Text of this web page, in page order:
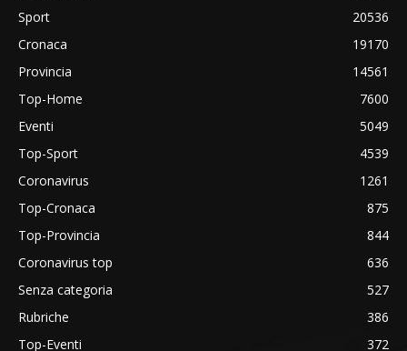
Sport
20536
Cronaca
19170
Provincia
14561
Top-Home
7600
Eventi
5049
Top-Sport
4539
Coronavirus
1261
Top-Cronaca
875
Top-Provincia
844
Coronavirus top
636
Senza categoria
527
Rubriche
386
Top-Eventi
372